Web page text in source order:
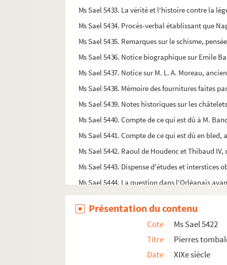
Ms Sael 5433. La vérité et l'histoire contre la
Ms Sael 5434. Procès-verbal établissant que
Ms Sael 5435. Remarques sur le schisme,
Ms Sael 5436. Notice biographique sur Emile
Ms Sael 5437. Notice sur M. L. A. Moreau,
Ms Sael 5438. Mémoire des fournitures faites
Ms Sael 5439. Notes historiques sur les
Ms Sael 5440. Compte de ce qui est dû à M.
Ms Sael 5441. Compte de ce qui est dû en
Ms Sael 5442. Raoul de Houdenc et Thibaud
Ms Sael 5443. Dispense d'études et interstices
Ms Sael 5444. La question dans l'Orléanais
Ms Sael 5445. La milice bourgeoise à Epernon
Ms Sael 5446. Démontrer que la vierge de
Ms Sael 5447. Vente par les époux Marain
Ms Sael 5448. Note de M. Petit sur les
Ms Sael 5449. Compte-rendu par M. Lecoeur
Présentation du contenu
Cote
Ms Sael 5422
Titre
Pierres
Date
XIXe siècle